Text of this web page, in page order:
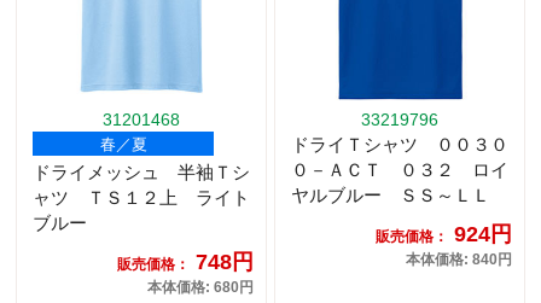
31201468
春／夏
ドライメッシュ 半袖Ｔシ
ャツ ＴＳ１２上 ライト
ブルー
販売価格： 748円
本体価格: 680円
33219796
ドライＴシャツ ００３０
０－ＡＣＴ ０３２ ロイ
ヤルブルー ＳＳ～ＬＬ
販売価格： 924円
本体価格: 840円